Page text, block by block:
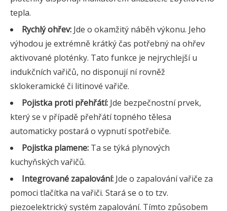
tepla.
Rychlý ohřev: Jde o okamžitý náběh výkonu. Jeho
výhodou je extrémně krátký čas potřebný na ohřev
aktivované ploténky. Tato funkce je nejrychlejší u
indukčních vařičů, no disponují ní rovněž
sklokeramické či litinové vařiče.
Pojistka proti přehřátí: Jde bezpečnostní prvek,
který se v případě přehřátí topného tělesa
automaticky postará o vypnutí spotřebiče.
Pojistka plamene: Ta se týká plynových
kuchyňských vařičů.
Integrované zapalování: Jde o zapalování vařiče za
pomoci tlačítka na vařiči. Stará se o to tzv.
piezoelektrický systém zapalování. Tímto způsobem